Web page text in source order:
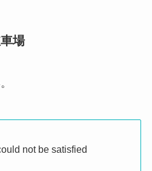
場
not be satisfied